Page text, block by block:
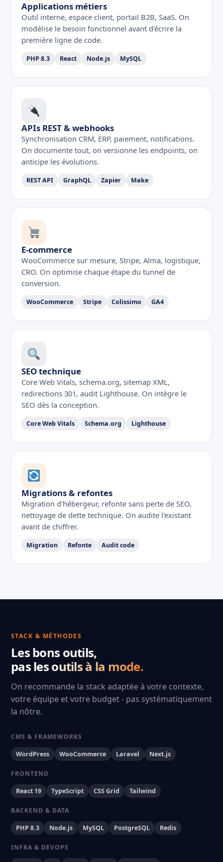
Applications métiers
Outil interne, espace client, portail B2B, SaaS. On
modélise le besoin fonctionnel avant d'écrire la
première ligne de code.
PHP 8.3 React Node.js MySQL
APIs REST & webhooks
Synchronisation CRM, ERP, paiement, notifications.
On documente tout, on versionne les endpoints, on
anticipe les évolutions.
REST API GraphQL Zapier Make
E-commerce
WooCommerce sur mesure, Stripe, Alma, logistique,
CRO. On optimise chaque étape du tunnel de
conversion.
WooCommerce Stripe Colissimo GA4
SEO technique
Core Web Vitals, schema.org, sitemap XML,
redirections 301, audit Lighthouse. On intègre le
SEO dès la conception.
Core Web Vitals Schema.org Lighthouse
Migrations & refontes
Migration d'hébergeur, refonte sans perte de SEO,
nettoyage de dette technique. On audite l'existant
avant de chiffrer.
Migration Refonte Audit code
STACK & MÉTHODES
Les bons outils,
pas les outils à la mode.
On recommande la stack adaptée à votre contexte,
votre équipe et votre budget - pas systématiquement
la nôtre.
CMS & FRAMEWORKS
WordPress WooCommerce Laravel Next.js
FRONTEND
React 19 TypeScript CSS Grid Tailwind
BACKEND & DATA
PHP 8.3 Node.js MySQL PostgreSQL Redis
INFRA & DEVOPS